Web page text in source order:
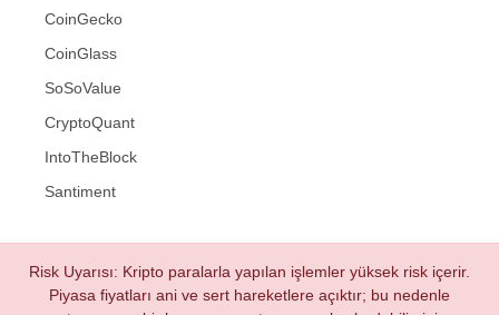
CoinGecko
CoinGlass
SoSoValue
CryptoQuant
IntoTheBlock
Santiment
Risk Uyarısı: Kripto paralarla yapılan işlemler yüksek risk içerir.
Piyasa fiyatları ani ve sert hareketlere açıktır; bu nedenle